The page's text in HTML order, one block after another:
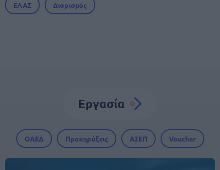
ΕΛΑΣ Διορισμός
Εργασία
ΟΑΕΔ Προκηρύξεις ΑΣΕΠ Voucher